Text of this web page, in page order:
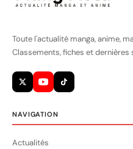
Toute l'actualité manga, anime,
Classements, fiches et dernières
NAVIGATION
Actualités